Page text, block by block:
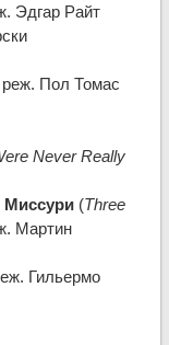
Эдгар Райт
Пол Томас
Never Really
Миссури(Three
Мартин
Гильермо